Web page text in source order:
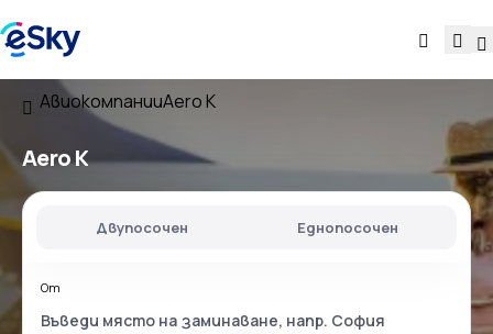
АвиокомпанииAero K
Aero K
Двупосочен Еднопосочен
От